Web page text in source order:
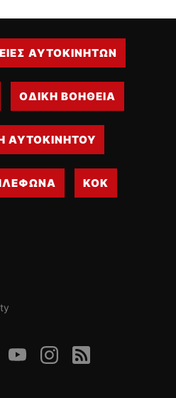
ΑΥΤΟΚΙΝΗΤΩΝ
ΟΔΙΚΗ ΒΟΗΘΕΙΑ
ΑΥΤΟΚΙΝΗΤΟΥ
ΚΟΚ